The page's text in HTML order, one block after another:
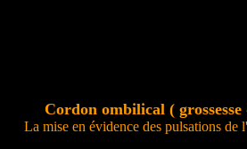
Cordon ombilical (
La mise en évidence des pulsations